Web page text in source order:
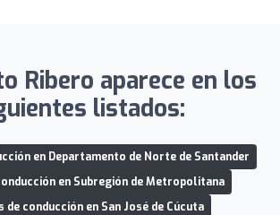
Ribero aparece en los
listados:
en Departamento de Norte de Santander
en Subregión de Metropolitana
de conducción en San José de Cúcuta